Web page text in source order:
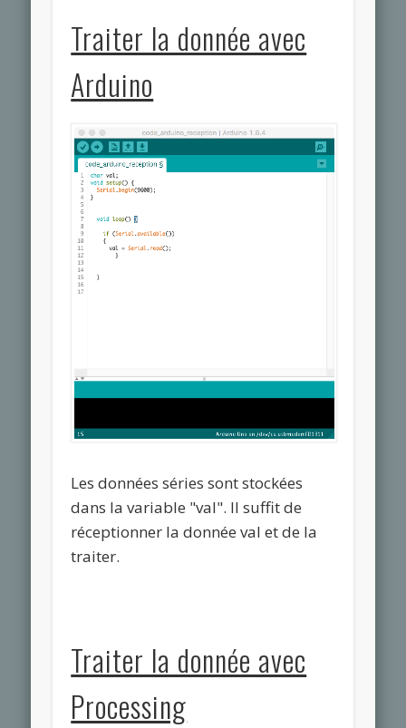
Traiter la donnée avec
Arduino
Les données séries sont stockées
dans la variable "val". Il suffit de
réceptionner la donnée val et de la
traiter.
Traiter la donnée avec
Processing